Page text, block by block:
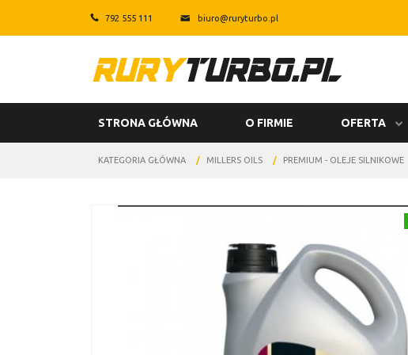
792 555 111 biuro@ruryturbo.pl
STRONA GŁÓWNA O FIRMIE OFERTA
KATEGORIA GŁÓWNA / MILLERS OILS / PREMIUM - OLEJE SILNIKOWE